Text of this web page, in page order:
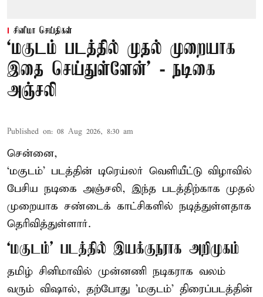
சினிமா செய்திகள்
‘மகுடம் படத்தில் முதல் முறையாக
இதை செய்துள்ளேன்’ - நடிகை
அஞ்சலி
Published on: 08 Aug 2026, 8:30 am
சென்னை,
‘மகுடம்’ படத்தின் டிரெய்லர் வெளியீட்டு விழாவில்
பேசிய நடிகை அஞ்சலி, இந்த படத்திற்காக முதல்
முறையாக சண்டைக் காட்சிகளில் நடித்துள்ளதாக
தெரிவித்துள்ளார்.
‘மகுடம்’ படத்தில் இயக்குநராக அறிமுகம்
தமிழ் சினிமாவில் முன்னணி நடிகராக வலம்
வரும் விஷால், தற்போது 'மகுடம்' திரைப்படத்தின்